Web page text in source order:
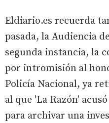
Eldiario.es recuerda
pasada, la Audiencia
segunda instancia, la
por intromisión al
Policía Nacional, ya
al que 'La Razón'
para archivar una